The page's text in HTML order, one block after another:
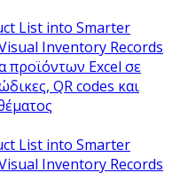
προϊόντων Excel σε
QR codes και